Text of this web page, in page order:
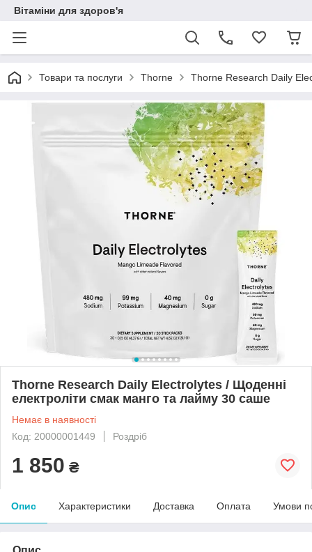
Вітаміни для здоров'я
Товари та послуги Thorne Thorne Research Daily
Thorne Research Daily Electrolytes / Щоденні
електроліти смак манго та лайму 30 саше
Немає в наявності
Код: 20000001449
Роздріб
1 850 ₴
Опис Характеристики Доставка Оплата Умови